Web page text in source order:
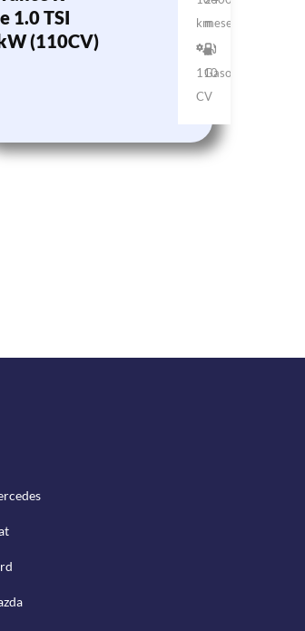
1.0 TSI
(110CV)
kmmeses
110
CV
Gasolina